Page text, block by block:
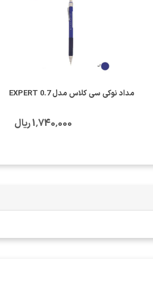
مداد نوکی سی کلاس مدل EXPERT 0.7
1٬740٬000 ریال